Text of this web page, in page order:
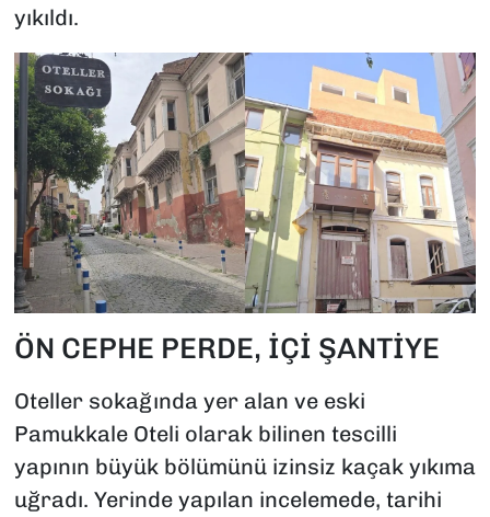
yıkıldı.
ÖN CEPHE PERDE, İÇİ ŞANTİYE
Oteller sokağında yer alan ve eski
Pamukkale Oteli olarak bilinen tescilli
yapının büyük bölümünü izinsiz kaçak yıkıma
uğradı. Yerinde yapılan incelemede, tarihi